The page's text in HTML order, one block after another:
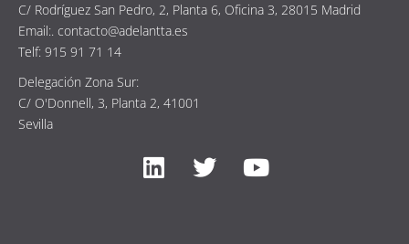
C/ Rodríguez San Pedro, 2, Planta 6, Oficina 3, 28015 Madrid
Email:. contacto@adelantta.es
Telf: 915 91 71 14
Delegación Zona Sur:
C/ O'Donnell, 3, Planta 2, 41001
Sevilla